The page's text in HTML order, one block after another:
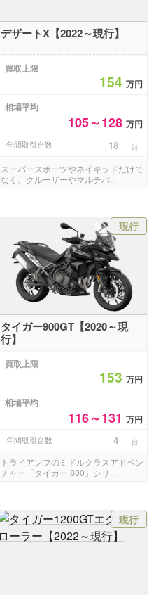
デザートX【2022～現行】
買取上限
154 万円
相場平均
105～128 万円
年間取引台数 18 台
スーパースポーツやネイキッドだけで
なく、クルーザーやマルチパ...
現行
タイガー900GT【2020～現
行】
買取上限
153 万円
相場平均
116～131 万円
年間取引台数 4 台
トライアンフのミドルクラスアドベン
チャー「タイガー 800」シリ...
現行